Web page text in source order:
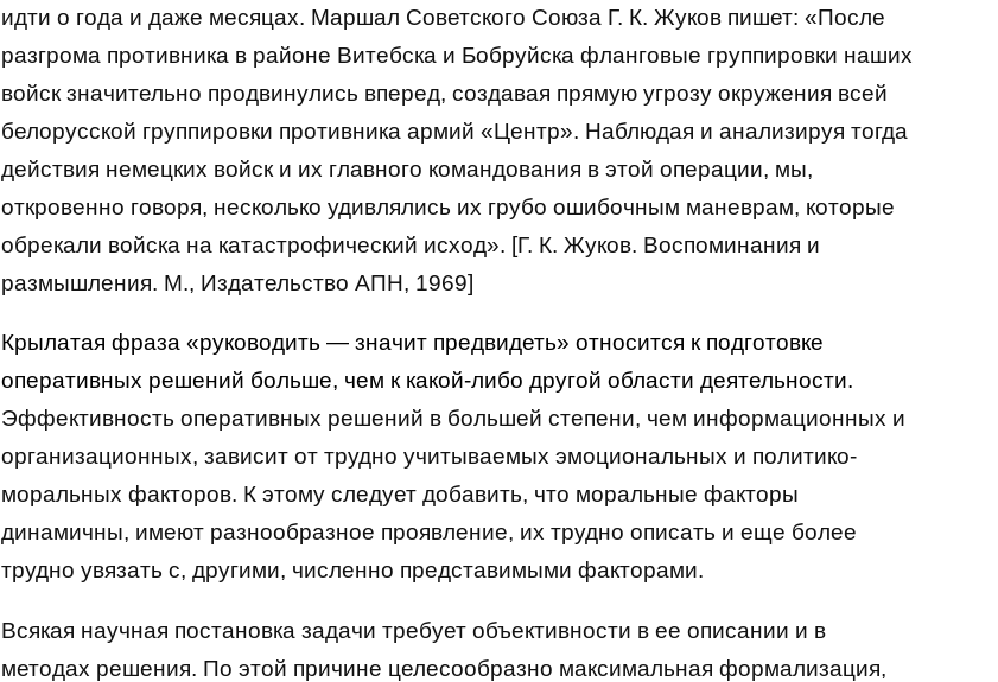
идти о года и даже месяцах. Маршал Советского Союза Г. К. Жуков пишет: «После
разгрома противника в районе Витебска и Бобруйска фланговые группировки наших
войск значительно продвинулись вперед, создавая прямую угрозу окружения всей
белорусской группировки противника армий «Центр». Наблюдая и анализируя тогда
действия немецких войск и их главного командования в этой операции, мы,
откровенно говоря, несколько удивлялись их грубо ошибочным маневрам, которые
обрекали войска на катастрофический исход». [Г. К. Жуков. Воспоминания и
размышления. М., Издательство АПН, 1969]
Крылатая фраза «руководить — значит предвидеть» относится к подготовке
оперативных решений больше, чем к какой-либо другой области деятельности.
Эффективность оперативных решений в большей степени, чем информационных и
организационных, зависит от трудно учитываемых эмоциональных и политико-
моральных факторов. К этому следует добавить, что моральные факторы
динамичны, имеют разнообразное проявление, их трудно описать и еще более
трудно увязать с, другими, численно представимыми факторами.
Всякая научная постановка задачи требует объективности в ее описании и в
методах решения. По этой причине целесообразно максимальная формализация,